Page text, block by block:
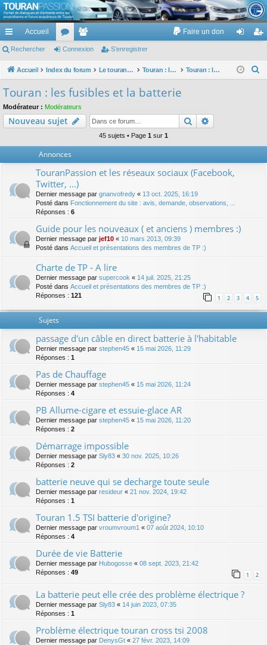
TouranPassion
Le forum des propriétaires ou futurs acquéreurs du Volkswagen Touran
cc
ès
pi
de
Accueil
or
u
e
m
Faire un don
ne nr
Rechercher Connexion S’enregistrer
Accueil Index du forum Le touran dans ses versions I (V1 V2 V3) et II ... Touran : les équipements électriques et électroniques Touran : les fusibles et la batterie
c
Touran : les fusibles et la batterie
Modérateur : Modérateurs
Nouveau sujet Rechercher
45 sujets • Page 1 sur 1
Annonces
TouranPassion et les réseaux sociaux (Facebook,
Twitter, ...)
Dernier message par gnanvofredy « 13 oct. 2025, 16:19
Posté dans Fonctionnement du site : avis, demande, observations, ...
Réponses : 6
Guide pour les nouveaux ( et anciens ) membres :)
Dernier message par jef10 « 10 mars 2013, 09:39
Posté dans Accueil et présentations des membres de TP :)
Charte de TP - A lire
Dernier message par supercook « 14 juil. 2025, 21:25
Posté dans Accueil et présentations des membres de TP :)
Réponses : 121 1 2 3 4 5
Sujets
passage d'un câble en direct batterie à l'habitable
Dernier message par stephen45 « 15 mai 2026, 11:29
Réponses : 1
Pas de Chauffage
Dernier message par stephen45 « 15 mai 2026, 11:24
Réponses : 4
PB Allume-cigare et essuie-glace AR
Dernier message par stephen45 « 15 mai 2026, 11:20
Réponses : 2
Démarrage impossible
Dernier message par Sly83 « 30 nov. 2025, 10:26
Réponses : 2
batterie neuve qui se decharge toute seule
Dernier message par resideur « 21 nov. 2024, 19:42
Réponses : 1
Touran 1.5 TSI batterie d'origine?
Dernier message par vroumvroum1 « 07 août 2024, 10:10
Réponses : 4
Durée de vie Batterie
Dernier message par Hubogosse « 08 sept. 2023, 21:42
Réponses : 49 1 2
La batterie peut elle crée des problème électrique ?
Dernier message par Sly83 « 14 juin 2023, 07:35
Réponses : 1
Problème électrique touran cross tsi 2008
Dernier message par DenysGt « 27 févr. 2023, 14:09